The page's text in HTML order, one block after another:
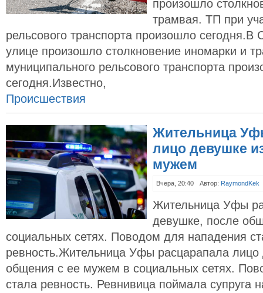
произошло
трамвая. ТП при
рельсового транспорта произошло сегодня.В
улице произошло столкновение иномарки и
муниципального рельсового транспорта
сегодня.Известно,
Происшествия
Жительница
лицо девушке
мужем
Вчера, 20:40 Автор: RaymondKek
Жительница Уфы
девушке, после
социальных сетях. Поводом для нападения
ревность.Жительница Уфы расцарапала
общения с ее мужем в социальных сетях.
стала ревность. Ревнивица поймала супруга